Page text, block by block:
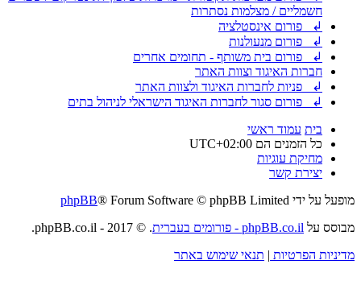
חשמליים / מצלמות נסתרות
↲ פורום אינסטלציה
↲ פורום מנעולנות
↲ פורום בית משותף - תחומים אחרים
חברות האיגוד וצוות האתר
↲ פניות לחברות האיגוד ולצוות האתר
↲ פורום סגור לחברות האיגוד הישראלי לניהול בתים
בית עמוד ראשי
כל הזמנים הם UTC+02:00
מחיקת עוגיות
יצירת קשר
מופעל על ידי
phpBB® Forum Software © phpBB Limited
מבוסס על phpBB.co.il - פורומים בעברית
. © 2017 - phpBB.co.il.
מדיניות הפרטיות | תנאי שימוש באתר